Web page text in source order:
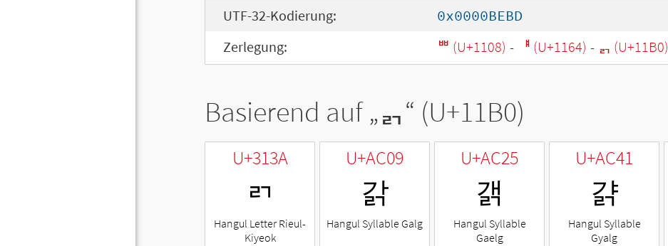
UTF-32-Kodierung:
0x0000BEBD
Zerlegung:
ᄈ (U+1108) - ᅤ (U+1164) - ᆰ (U+11B0)
Basierend auf „ᆰ“ (U+11B0)
U+313A
ㄺ
Hangul Letter Rieul-
Kiyeok
U+AC09
갉
Hangul Syllable Galg
U+AC25
갥
Hangul Syllable
Gaelg
U+AC41
걁
Hangul Syllable
Gyalg